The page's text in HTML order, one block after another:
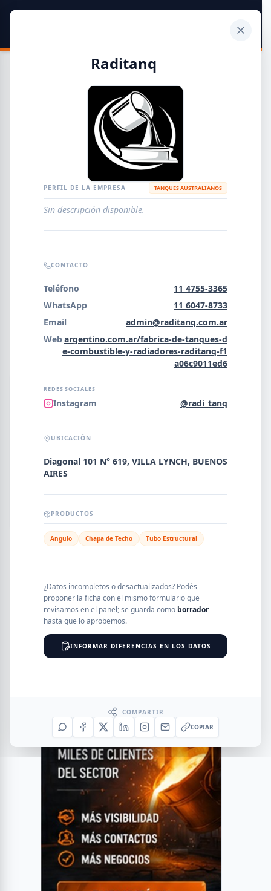
Guía de Empresas Metalúrgicas y Siderúrgicas
METALÚRGICAS
EMPRESAS AGREGAR EMPRESA
Error al cargar empresas.
NOMBRE
Raditanq
PERFIL DE LA EMPRESA TANQUES AUSTRALIANOS
Sin descripción disponible.
CONTACTO
Teléfono
11 4755-3365
WhatsApp
11 6047-8733
Email
admin@raditanq.com.ar
Webargentino.com.ar/fabrica-de-tanques-d
e-combustible-y-radiadores-raditanq-f1
a06c9011ed6
REDES SOCIALES
Instagram @radi_tanq
UBICACIÓN
Diagonal 101 N° 619, VILLA LYNCH, BUENOS
AIRES
PRODUCTOS
Angulo Chapa de Techo Tubo Estructural
¿Datos incompletos o desactualizados? Podés
proponer la ficha con el mismo formulario que
revisamos en el panel; se guarda como borrador
hasta que lo aprobemos.
INFORMAR DIFERENCIAS EN LOS DATOS
COMPARTIR
COPIAR